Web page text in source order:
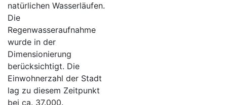
natürlichen Wasserläufen.
Die
Regenwasseraufnahme
wurde in der
Dimensionierung
berücksichtigt. Die
Einwohnerzahl der Stadt
lag zu diesem Zeitpunkt
bei ca. 37.000.